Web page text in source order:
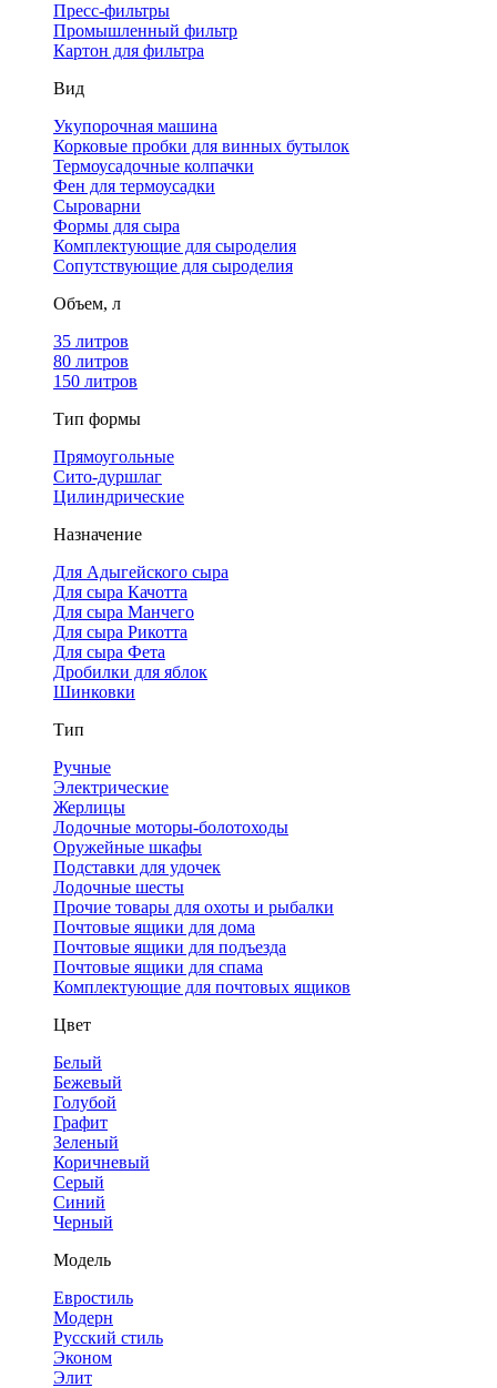
Пресс-фильтры
Промышленный фильтр
Картон для фильтра
Вид
Укупорочная машина
Корковые пробки для винных бутылок
Термоусадочные колпачки
Фен для термоусадки
Сыроварни
Формы для сыра
Комплектующие для сыроделия
Сопутствующие для сыроделия
Объем, л
35 литров
80 литров
150 литров
Тип формы
Прямоугольные
Сито-дуршлаг
Цилиндрические
Назначение
Для Адыгейского сыра
Для сыра Качотта
Для сыра Манчего
Для сыра Рикотта
Для сыра Фета
Дробилки для яблок
Шинковки
Тип
Ручные
Электрические
Жерлицы
Лодочные моторы-болотоходы
Оружейные шкафы
Подставки для удочек
Лодочные шесты
Прочие товары для охоты и рыбалки
Почтовые ящики для дома
Почтовые ящики для подъезда
Почтовые ящики для спама
Комплектующие для почтовых ящиков
Цвет
Белый
Бежевый
Голубой
Графит
Зеленый
Коричневый
Серый
Синий
Черный
Модель
Евростиль
Модерн
Русский стиль
Эконом
Элит